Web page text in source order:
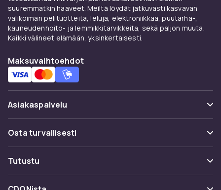
suuremmatkin haaveet. Meiltä löydät jatkuvasti kasvavan
valikoiman pelituotteita, leluja, elektroniikkaa, puutarha-,
kauneudenhoito- ja lemmikkitarvikkeita, sekä paljon muuta.
Kaikki välineet elämään, yksinkertaisesti.
Maksuvaihtoehdot
Asiakaspalvelu
Usein kysyttyä (UKK)
Seuraa pakettia
Osta turvallisesti
Maksuvaihtoehdot
Toimitus
Tutustu
Kategoriat